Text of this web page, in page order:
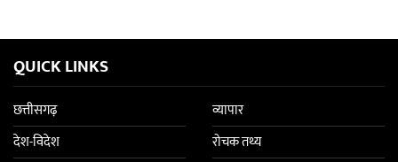
QUICK LINKS
छत्तीसगढ़
देश-विदेश
व्यापार
रोचक तथ्य